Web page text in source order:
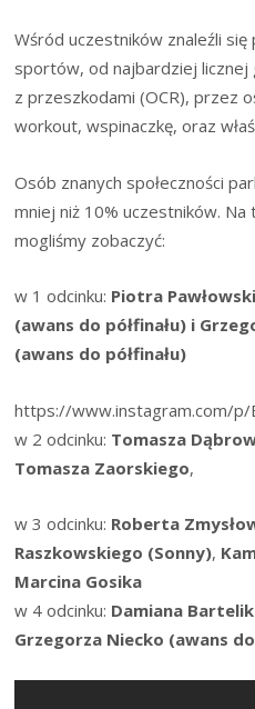
Wśród uczestników znaleźli
sportów, od najbardziej
z przeszkodami (OCR), przez
workout, wspinaczkę, oraz
Osób znanych społeczności
mniej niż 10% uczestników. Na
mogliśmy zobaczyć:
w 1 odcinku: Piotra
(awans do półfinału) i
(awans do półfinału)
https://www.instagram.com/
w 2 odcinku: Tomasza
Tomasza Zaorskiego,
w 3 odcinku: Roberta
Raszkowskiego (Sonny),
Marcina Gosika
w 4 odcinku: Damiana
Grzegorza Niecko (awans